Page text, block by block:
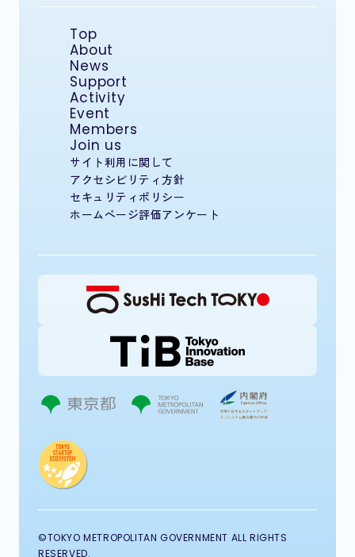
Top
About
News
Support
Activity
Event
Members
Join us
サイト利用に関して
アクセシビリティ方針
セキュリティポリシー
ホームページ評価アンケート
©TOKYO METROPOLITAN GOVERNMENT ALL RIGHTS
RESERVED.